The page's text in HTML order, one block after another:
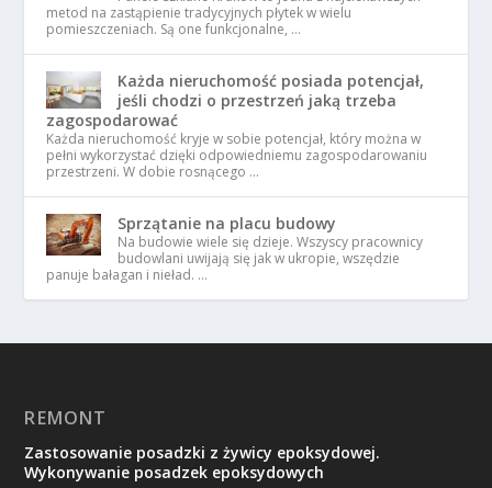
metod na zastąpienie tradycyjnych płytek w wielu
pomieszczeniach. Są one funkcjonalne, …
Każda nieruchomość posiada potencjał,
jeśli chodzi o przestrzeń jaką trzeba
zagospodarować
Każda nieruchomość kryje w sobie potencjał, który można w
pełni wykorzystać dzięki odpowiedniemu zagospodarowaniu
przestrzeni. W dobie rosnącego …
Sprzątanie na placu budowy
Na budowie wiele się dzieje. Wszyscy pracownicy
budowlani uwijają się jak w ukropie, wszędzie
panuje bałagan i nieład. …
REMONT
Zastosowanie posadzki z żywicy epoksydowej.
Wykonywanie posadzek epoksydowych